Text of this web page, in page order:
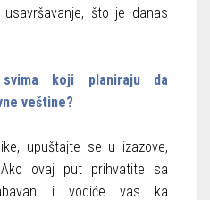
što je danas
koji planiraju da
veštine?
upuštajte se u izazove,
ovaj put prihvatite sa
i vodiće vas ka